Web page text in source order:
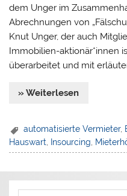
dem Unger im
Abrechnungen von
Knut Unger, der auch
Immobilien-aktionär*innen
überarbeitet und mit
» Weiterlesen
automatisierte Vermieter,
Hauswart
Insourcing